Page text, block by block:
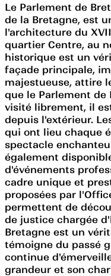
Le Parlement de
de la Bretagne, est
l'architecture du
quartier Centre, au
historique est un
façade principale,
majestueuse, attire
que le Parlement de
visité librement, il
depuis l'extérieur.
qui ont lieu chaque
spectacle
également
d'événements
cadre unique et
proposées par
permettent de
de justice chargée
Bretagne est un
témoigne du passé
continue
grandeur et son